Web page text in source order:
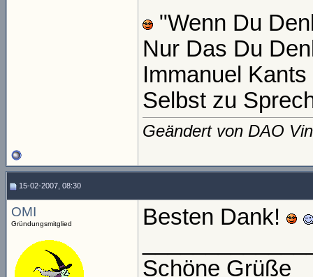
"Wenn Du
Nur Das Du
Immanuel
Selbst zu
Geändert von DAO
15-02-2007, 08:30
OMI
Gründungsmitglied
Besten Dank!
Schöne Grüße